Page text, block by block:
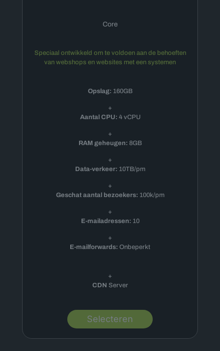
Core
Speciaal ontwikkeld om te voldoen aan de behoeften
van webshops en websites met een systemen
Opslag: 160GB
+
Aantal CPU: 4 vCPU
+
RAM geheugen: 8GB
+
Data-verkeer: 10TB/pm
+
Geschat aantal bezoekers: 100k/pm
+
E-mailadressen: 10
+
E-mailforwards: Onbeperkt
+
CDN Server
Selecteren